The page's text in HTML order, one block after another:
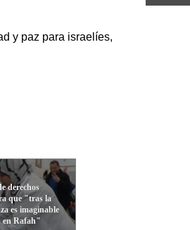
y paz para israelíes,
derechos
que "tras la
es imaginable
en Rafah"